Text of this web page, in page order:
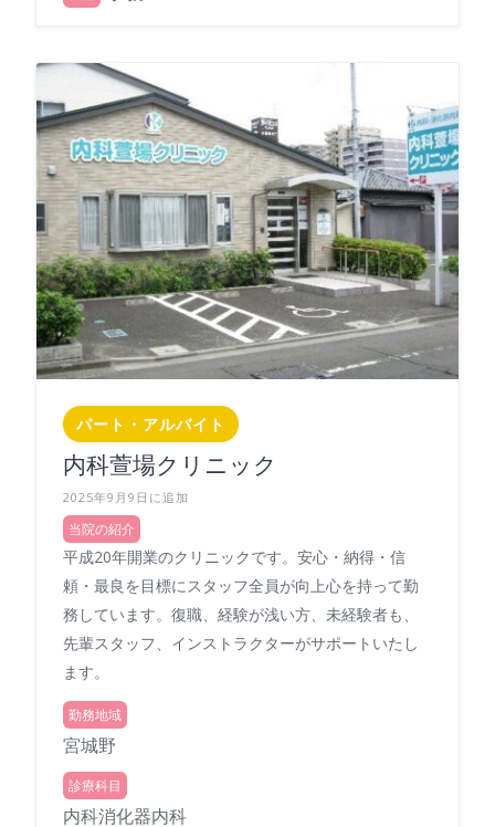
パート・アルバイト
内科萱場クリニック
2025年9月9日に追加
当院の紹介
平成20年開業のクリニックです。安心・納得・信
頼・最良を目標にスタッフ全員が向上心を持って勤
務しています。復職、経験が浅い方、未経験者も、
先輩スタッフ、インストラクターがサポートいたし
ます。
勤務地域
宮城野
診療科目
内科消化器内科